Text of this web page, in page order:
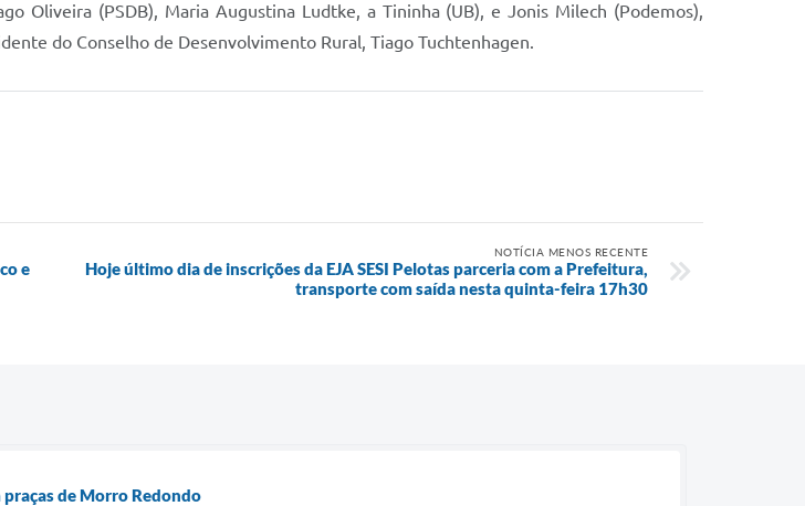
Oliveira (PSDB), Maria Augustina Ludtke, a Tininha (UB), e Jonis Milech (Podemos),
do Conselho de Desenvolvimento Rural, Tiago Tuchtenhagen.
e
NOTÍCIA MENOS RECENTE
Hoje último dia de inscrições da EJA SESI Pelotas parceria com a Prefeitura,
transporte com saída nesta quinta-feira 17h30
de Morro Redondo